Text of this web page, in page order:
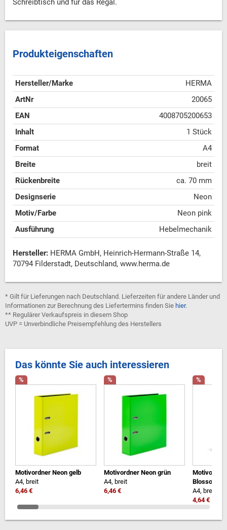
Schreibtisch und für das Regal.
Produkteigenschaften
Hersteller/Marke
HERMA
ArtNr
20065
EAN
4008705200653
Inhalt
1 Stück
Format
A4
Breite
breit
Rückenbreite
ca. 70 mm
Designserie
Neon
Motiv/Farbe
Neon pink
Ausführung
Hebelmechanik
Hersteller: HERMA GmbH, Heinrich-Hermann-Straße 14,
70794 Filderstadt, Deutschland, www.herma.de
* Gilt für Lieferungen nach Deutschland. Lieferzeiten für andere Länder und
Informationen zur Berechnung des Liefertermins finden Sie hier.
** Regulärer Verkaufspreis in diesem Shop
UVP = Unverbindliche Preisempfehlung des Herstellers
Das könnte Sie auch interessieren
%
Motivordner Neon gelb
A4, breit
6,46 €
%
Motivordner Neon grün
A4, breit
6,46 €
%
Blossom
A4, breit
4,64 €